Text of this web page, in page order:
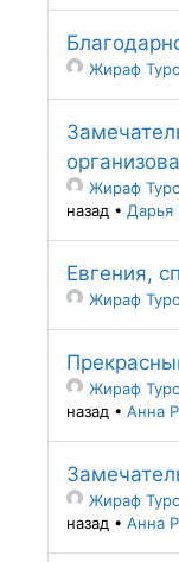
Жираф
Жираф
назад • Дарья
Евгения,
Жираф
Жираф
назад • Анна
Жираф
назад • Анна